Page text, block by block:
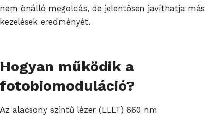
nem önálló megoldás, de jelentősen javíthatja más
kezelések eredményét.
Hogyan működik a
fotobiomoduláció?
Az alacsony szintű lézer (LLLT) 660 nm